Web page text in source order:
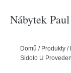
Nábytek
Domů / Produkty /
Sidolo U